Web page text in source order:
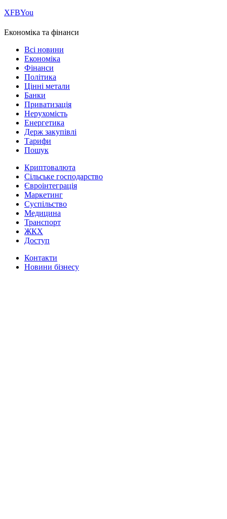
ХFBYou
Економіка та фінанси
Всі новини
Економіка
Фінанси
Політика
Цінні метали
Банки
Приватизація
Нерухомість
Енергетика
Держ закупівлі
Тарифи
Пошук
Криптовалюта
Сільське господарство
Євроінтеграція
Маркетинг
Суспільство
Медицина
Транспорт
ЖКХ
Доступ
Контакти
Новини бізнесу